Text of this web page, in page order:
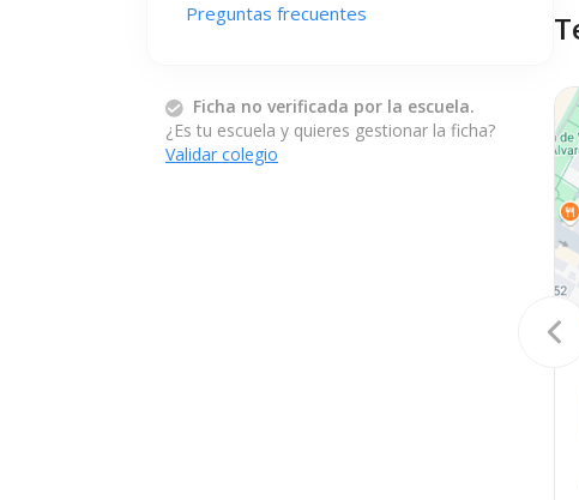
Preguntas frecuentes
Ficha no verificada por la escuela.
¿Es tu escuela y quieres gestionar la ficha?
Validar colegio